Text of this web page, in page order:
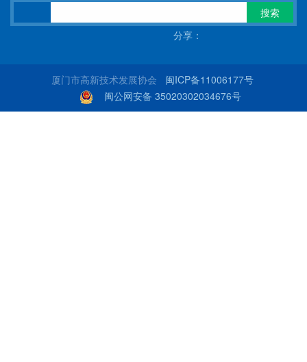
搜索
分享：
厦门市高新技术发展协会 闽ICP备11006177号
闽公网安备 35020302034676号